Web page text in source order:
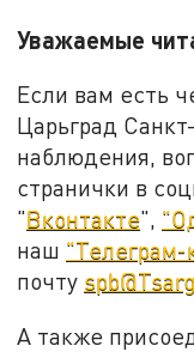
Уважаемые
Если вам есть
Царьград
наблюдения,
странички в
"Вконтакте",
наш "Телеграм-
почту
А также